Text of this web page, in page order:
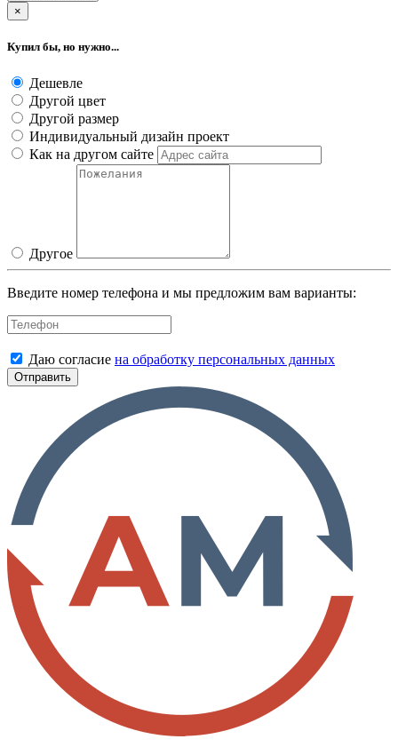
×
Купил бы, но нужно...
Дешевле
Другой цвет
Другой размер
Индивидуальный дизайн проект
Как на другом сайте
Другое
Введите номер телефона и мы предложим вам варианты:
Даю согласие на обработку персональных данных
Отправить